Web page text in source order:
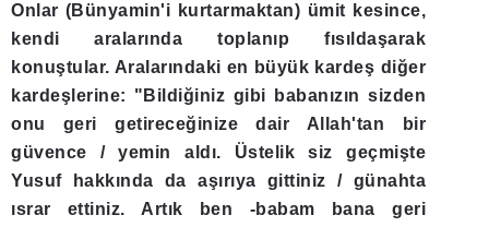
Onlar (Bünyamin'i kurtarmaktan) ümit kesince,
kendi aralarında toplanıp fısıldaşarak
konuştular. Aralarındaki en büyük kardeş diğer
kardeşlerine: "Bildiğiniz gibi babanızın sizden
onu geri getireceğinize dair Allah'tan bir
güvence / yemin aldı. Üstelik siz geçmişte
Yusuf hakkında da aşırıya gittiniz / günahta
ısrar ettiniz. Artık ben -babam bana geri